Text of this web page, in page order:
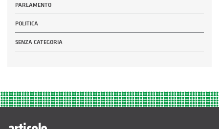
PARLAMENTO
POLITICA
SENZA CATEGORIA